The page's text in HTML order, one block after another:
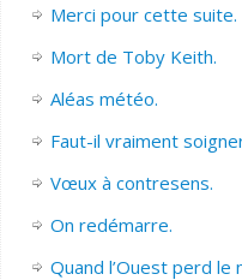
Merci pour cette suite.
Mort de Toby Keith.
Aléas météo.
Faut-il vraiment
Vœux à contresens.
On redémarre.
Quand l’Ouest perd le